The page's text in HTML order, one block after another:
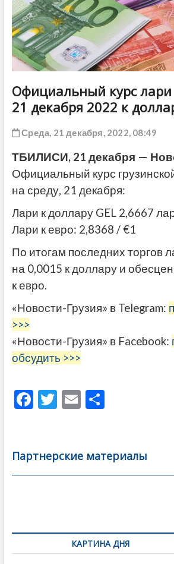
Официальный курс лари
21 декабря 2022 к
Среда, 21 декабря, 2022, 08:49
ТБИЛИСИ, 21 декабря —
Официальный курс
на среду, 21 декабря:
Лари к доллару GEL 2,6667
Лари к евро: 2,8368 / €1
По итогам последних торгов
на 0,0015 к доллару и
к евро.
«Новости-Грузия» в Telegram:
>>>
«Новости-Грузия» в Facebook:
обсудить >>>
F
b
o
T
er
E
l
О
а
в
Партнерские материалы
по
записямКАРТИНА ДНЯ